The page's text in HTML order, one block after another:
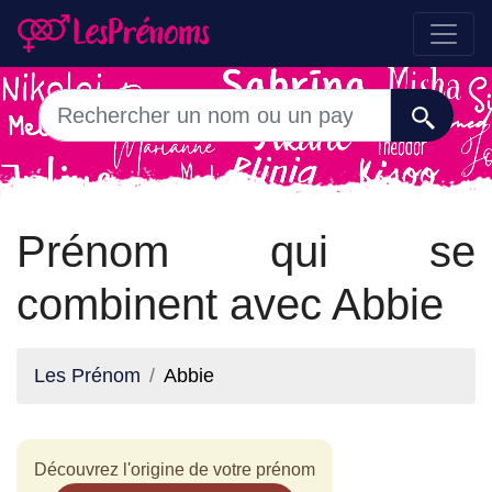
Prénom qui se
combinent avec Abbie
Les Prénom Abbie
Découvrez l'origine de votre prénom